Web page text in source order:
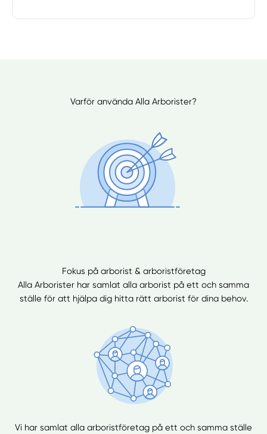
Varför använda Alla Arborister?
Fokus på arborist & arboristföretag
Alla Arborister har samlat alla arborist på ett och samma
ställe för att hjälpa dig hitta rätt arborist för dina behov.
Vi har samlat alla arboristföretag på ett och samma ställe